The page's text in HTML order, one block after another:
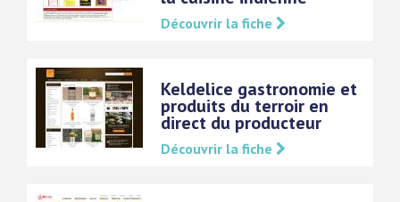
Découvrir la fiche
Keldelice gastronomie et
produits du terroir en
direct du producteur
Découvrir la fiche